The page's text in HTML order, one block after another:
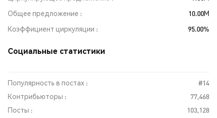
Общее предложение
10.00M
Коэффициент циркуляции
95.00%
Социальные статистики
Популярность в постах :
#14
Контрибьюторы :
77,468
Посты :
103,128